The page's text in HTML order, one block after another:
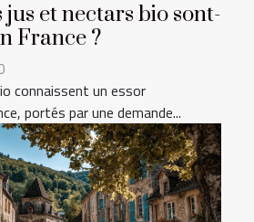
jus et nectars bio sont-
France ?
connaissent un essor
portés par une demande...